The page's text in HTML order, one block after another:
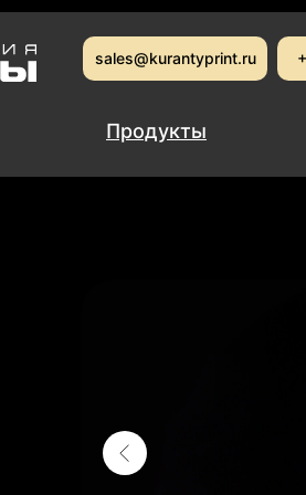
Продукты
sales@kurantyprint.ru
Продукты
sales@kurantyprint.ru